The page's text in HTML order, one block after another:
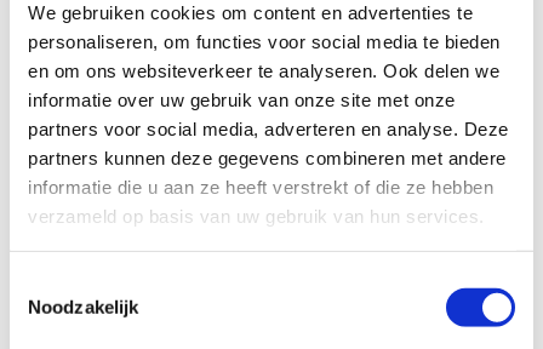
We gebruiken cookies om content en advertenties te
personaliseren, om functies voor social media te bieden
en om ons websiteverkeer te analyseren. Ook delen we
informatie over uw gebruik van onze site met onze
partners voor social media, adverteren en analyse. Deze
partners kunnen deze gegevens combineren met andere
informatie die u aan ze heeft verstrekt of die ze hebben
verzameld op basis van uw gebruik van hun services.
Noodzakelijk
Biologische boerenkaas bereidt uit Jerseymelk , met natuurkorst
(eetbaar), van familie van der Voort uit Lunteren.
Wilde Weide
Jong Belegen en Belegen